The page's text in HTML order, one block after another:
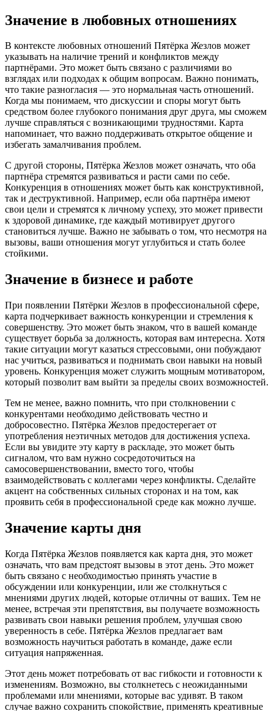
Значение в любовных отношениях
В контексте любовных отношений Пятёрка Жезлов может
указывать на наличие трений и конфликтов между
партнёрами. Это может быть связано с различиями во
взглядах или подходах к общим вопросам. Важно понимать,
что такие разногласия — это нормальная часть отношений.
Когда мы понимаем, что дискуссии и споры могут быть
средством более глубокого понимания друг друга, мы сможем
лучше справляться с возникающими трудностями. Карта
напоминает, что важно поддерживать открытое общение и
избегать замалчивания проблем.
С другой стороны, Пятёрка Жезлов может означать, что оба
партнёра стремятся развиваться и расти сами по себе.
Конкуренция в отношениях может быть как конструктивной,
так и деструктивной. Например, если оба партнёра имеют
свои цели и стремятся к личному успеху, это может привести
к здоровой динамике, где каждый мотивирует другого
становиться лучше. Важно не забывать о том, что несмотря на
вызовы, ваши отношения могут углубиться и стать более
стойкими.
Значение в бизнесе и работе
При появлении Пятёрки Жезлов в профессиональной сфере,
карта подчеркивает важность конкуренции и стремления к
совершенству. Это может быть знаком, что в вашей команде
существует борьба за должность, которая вам интересна. Хотя
такие ситуации могут казаться стрессовыми, они побуждают
нас учиться, развиваться и поднимать свои навыки на новый
уровень. Конкуренция может служить мощным мотиватором,
который позволит вам выйти за пределы своих возможностей.
Тем не менее, важно помнить, что при столкновении с
конкурентами необходимо действовать честно и
добросовестно. Пятёрка Жезлов предостерегает от
употребления неэтичных методов для достижения успеха.
Если вы увидите эту карту в раскладе, это может быть
сигналом, что вам нужно сосредоточиться на
самосовершенствовании, вместо того, чтобы
взаимодействовать с коллегами через конфликты. Сделайте
акцент на собственных сильных сторонах и на том, как
проявить себя в профессиональной среде как можно лучше.
Значение карты дня
Когда Пятёрка Жезлов появляется как карта дня, это может
означать, что вам предстоят вызовы в этот день. Это может
быть связано с необходимостью принять участие в
обсуждении или конкуренции, или же столкнуться с
мнениями других людей, которые отличны от ваших. Тем не
менее, встречая эти препятствия, вы получаете возможность
развивать свои навыки решения проблем, улучшая свою
уверенность в себе. Пятёрка Жезлов предлагает вам
возможность научиться работать в команде, даже если
ситуация напряженная.
Этот день может потребовать от вас гибкости и готовности к
изменениям. Возможно, вы столкнетесь с неожиданными
проблемами или мнениями, которые вас удивят. В таком
случае важно сохранить спокойствие, применять креативные